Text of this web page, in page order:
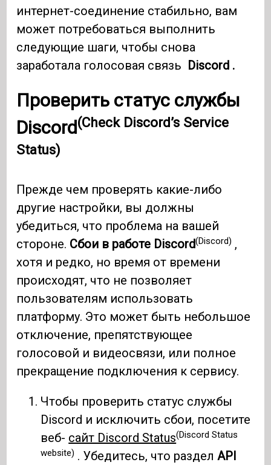
интернет-соединение стабильно, вам
может потребоваться выполнить
следующие шаги, чтобы снова
заработала голосовая связь Discord .
Проверить статус службы
Discord(Check Discord’s Service
Status)
Прежде чем проверять какие-либо
другие настройки, вы должны
убедиться, что проблема на вашей
стороне. Сбои в работе Discord(Discord) ,
хотя и редко, но время от времени
происходят, что не позволяет
пользователям использовать
платформу. Это может быть небольшое
отключение, препятствующее
голосовой и видеосвязи, или полное
прекращение подключения к сервису.
Чтобы проверить статус службы
Discord и исключить сбои, посетите
веб- сайт Discord Status(Discord Status
website) . Убедитесь, что разделAPI